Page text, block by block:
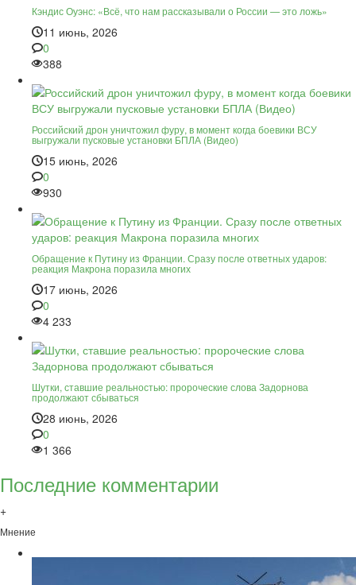
Кэндис Оуэнс: «Всё, что нам рассказывали о России — это ложь»
11 июнь, 2026
0
388
Российский дрон уничтожил фуру, в момент когда боевики ВСУ
выгружали пусковые установки БПЛА (Видео)
15 июнь, 2026
0
930
Обращение к Путину из Франции. Сразу после ответных ударов:
реакция Макрона поразила многих
17 июнь, 2026
0
4 233
Шутки, ставшие реальностью: пророческие слова Задорнова
продолжают сбываться
28 июнь, 2026
0
1 366
Последние комментарии
+
Мнение